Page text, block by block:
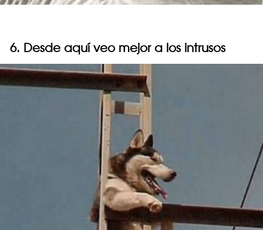
6. Desde aquí veo mejor a los intrusos